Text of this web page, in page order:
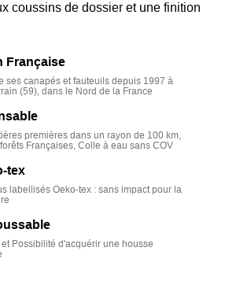
coussins de dossier et une finition
un
accueil moelleux et intense
, sa profondeur d'assise de 60
fibres.
la mesure où
tissu, couleur et en
grâce à sonaspect totalement
est 100% français et écologique
du Nord de
Française
ses canapés et fauteuils depuis 1997 à
(59), dans le Nord de la France
premières dans un rayon de 100 km,
Françaises, Colle à eau sans COV
tex
labellisés Oeko-tex : sans impact pour la
Possibilité d'acquérir une housse